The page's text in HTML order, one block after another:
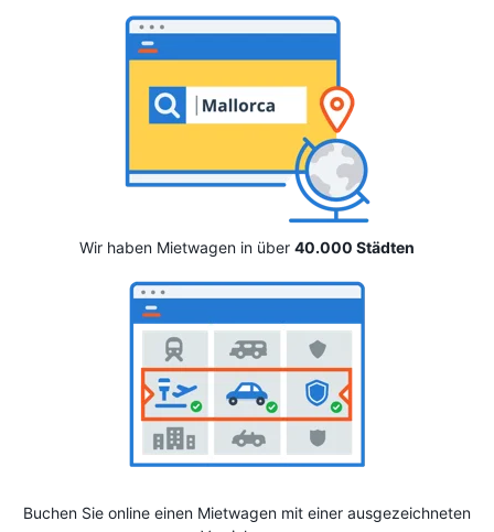
Wir haben Mietwagen in über 40.000 Städten
Buchen Sie online einen Mietwagen mit einer ausgezeichneten